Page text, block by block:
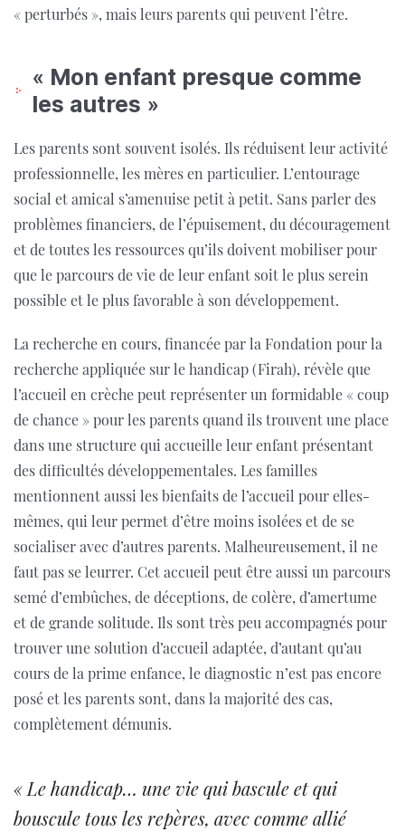
« perturbés », mais leurs parents qui peuvent l’être.
« Mon enfant presque comme
les autres »
Les parents sont souvent isolés. Ils réduisent leur activité
professionnelle, les mères en particulier. L’entourage
social et amical s’amenuise petit à petit. Sans parler des
problèmes financiers, de l’épuisement, du découragement
et de toutes les ressources qu’ils doivent mobiliser pour
que le parcours de vie de leur enfant soit le plus serein
possible et le plus favorable à son développement.
La recherche en cours, financée par la Fondation pour la
recherche appliquée sur le handicap (Firah), révèle que
l’accueil en crèche peut représenter un formidable « coup
de chance » pour les parents quand ils trouvent une place
dans une structure qui accueille leur enfant présentant
des difficultés développementales. Les familles
mentionnent aussi les bienfaits de l’accueil pour elles-
mêmes, qui leur permet d’être moins isolées et de se
socialiser avec d’autres parents. Malheureusement, il ne
faut pas se leurrer. Cet accueil peut être aussi un parcours
semé d’embûches, de déceptions, de colère, d’amertume
et de grande solitude. Ils sont très peu accompagnés pour
trouver une solution d’accueil adaptée, d’autant qu’au
cours de la prime enfance, le diagnostic n’est pas encore
posé et les parents sont, dans la majorité des cas,
complètement démunis.
« Le handicap… une vie qui bascule et qui
bouscule tous les repères, avec comme allié